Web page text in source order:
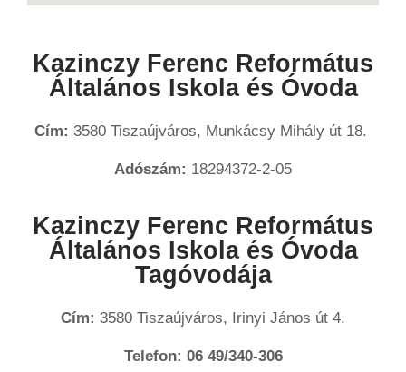
Kazinczy Ferenc Református
Általános Iskola és Óvoda
Cím: 3580 Tiszaújváros, Munkácsy Mihály út 18.
Adószám: 18294372-2-05
Kazinczy Ferenc Református
Általános Iskola és Óvoda
Tagóvodája
Cím: 3580 Tiszaújváros, Irinyi János út 4.
Telefon: 06 49/340-306